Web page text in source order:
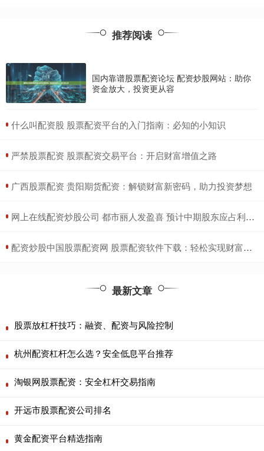
推荐阅读
国内靠谱股票配资论坛 配资炒股网站：助你
资金放大，投资更从容
​什么叫配资股 股票配资平台的入门指南：必知的小知识
​严禁股票配资 股票配资交易平台：开启财富增值之路
​广西股票配资 贵阳期货配资：解锁财富新密码，助力投资梦想
​网上在线配资炒股公司 都市丽人发盈喜 预计中期股东应占利润同比增加不少于200%
​配资炒股中国股票配资网 股票配资软件下载：轻松实现财富增值
最新文章
股票放杠杆技巧：融资、配资与风险控制
杭州配资杠杆怎么选？安全低息平台推荐
淘银网股票配资：安全杠杆交易指南
开远市股票配资公司排名
黄金配资平台精选指南